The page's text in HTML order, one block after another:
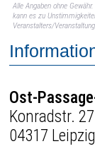
Alle Angaben ohne
kann es zu
Veranstalters/
Ost-
Konradstr.
04317 Leipzig